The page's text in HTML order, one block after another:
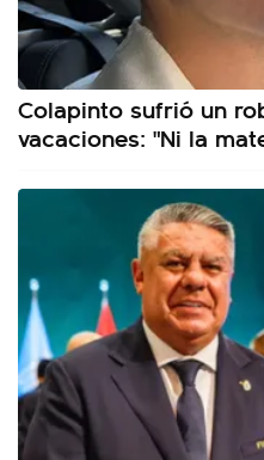
Colapinto sufrió un
vacaciones: "Ni la